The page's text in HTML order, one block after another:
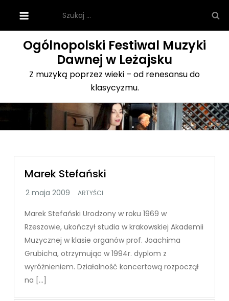
content
Ogólnopolski Festiwal Muzyki
Dawnej w Leżajsku
Z muzyką poprzez wieki – od renesansu do
klasycyzmu.
Marek Stefański
ARTYŚCI
Marek Stefański Urodzony w roku 1969 w
Rzeszowie, ukończył studia w krakowskiej Akademii
Muzycznej w klasie organów prof. Joachima
Grubicha, otrzymując w 1994r. dyplom z
wyróżnieniem. Działalność koncertową rozpoczął
na […]